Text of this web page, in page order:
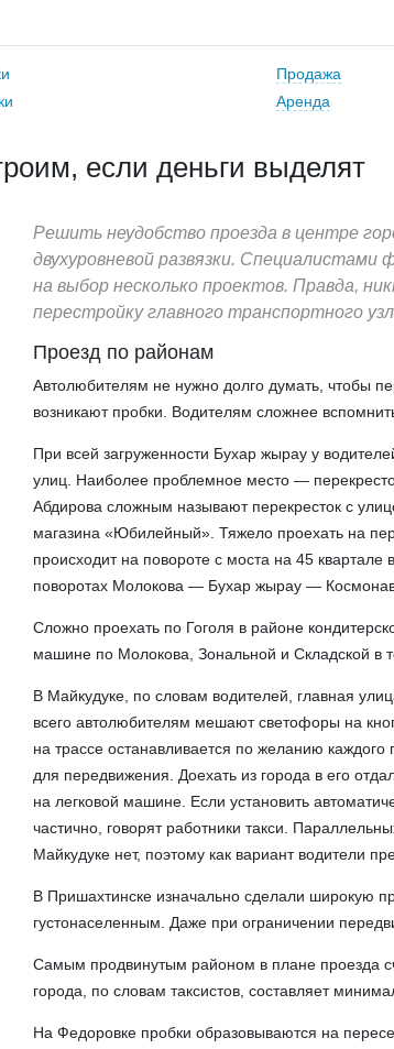
Продажа
Аренда
если деньги выделят
Решить неудобство проезда в центре
двухуровневой развязки.
на выбор несколько проектов. Правда,
перестройку главного транспортного
Проезд по районам
Автолюбителям не нужно долго думать, чтобы
возникают пробки. Водителям сложнее
При всей загруженности Бухар жырау у
улиц. Наиболее проблемное место —
Абдирова сложным называют перекресток с
магазина «Юбилейный». Тяжело проехать на
происходит на повороте с моста на 45 квартале
поворотах Молокова — Бухар жырау —
Сложно проехать по Гоголя в районе
машине по Молокова, Зональной и Складской в
В Майкудуке, по словам водителей, главная
всего автолюбителям мешают светофоры на
на трассе останавливается по желанию
для передвижения. Доехать из города в его
на легковой машине. Если установить
частично, говорят работники такси.
Майкудуке нет, поэтому как вариант водители
В Пришахтинске изначально сделали широкую
густонаселенным. Даже при ограничении
Самым продвинутым районом в плане проезда
города, по словам таксистов, составляет
На Федоровке пробки образовываются на